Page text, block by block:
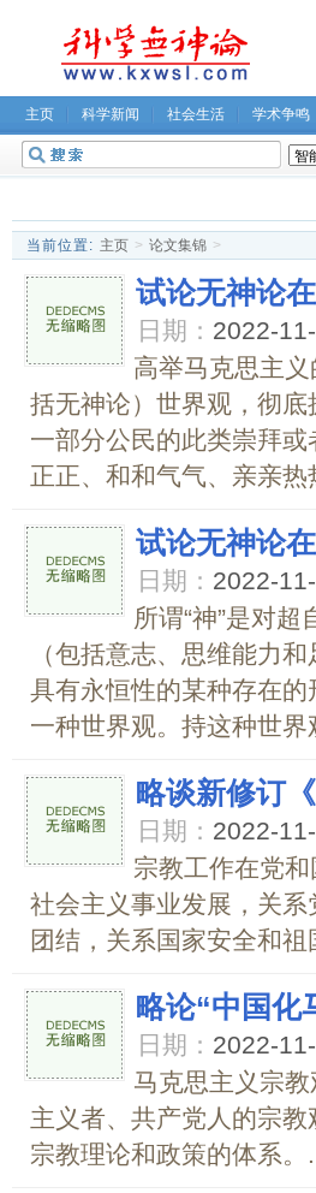
主页 科学新闻 社会生活 学术争鸣
无神论坛
当前位置: 主页 > 论文集锦 >
试论无神论
日期： 2022-
高举马克思主
括无神论）世界观，彻
一部分公民的此类崇拜
正正、和和气气、亲亲
试论无神论
日期： 2022-
所谓“神”是对
（包括意志、思维能力
具有永恒性的某种存在
一种世界观。持这种世
略谈新修订
日期： 2022-
宗教工作在党
社会主义事业发展，关
团结，关系国家安全和祖
略论“中国化
日期： 2022-
马克思主义宗
主义者、共产党人的宗
宗教理论和政策的体系。